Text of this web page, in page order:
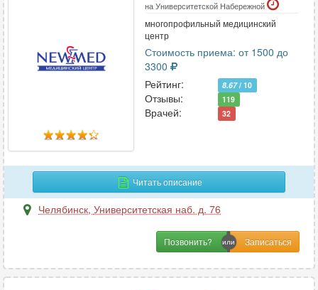
на Университетской Набережной
многопрофильный медицинский
центр
Стоимость приема: от 1500 до
3300
Рейтинг:
8.67/ 10
Отзывы: 119
Врачей: 32
Читать описание
Челябинск, Университетская наб. д. 76
Позвонить?